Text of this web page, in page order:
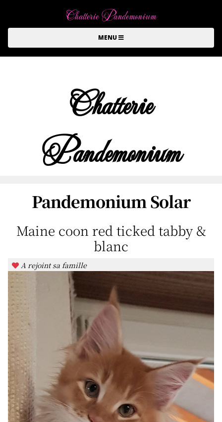
Chatterie Pandemonium
MENU
Chatterie
Pandemonium
Pandemonium Solar
Maine coon red ticked tabby &
blanc
A rejoint sa famille